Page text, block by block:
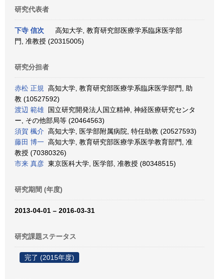
研究代表者
下寺 信次
高知大学, 教育研究部医療学系臨床医学部
門, 准教授 (20315005)
研究分担者
赤松 正規
高知大学, 教育研究部医療学系臨床医学部門, 助
教 (10527592)
渡辺 範雄 国立研究開発法人国立精神, 神経医療研究センタ
ー, その他部局等 (20464563)
須賀 楓介 高知大学, 医学部附属病院, 特任助教 (20527593)
藤田 博一 高知大学, 教育研究部医療学系医学教育部門, 准
教授 (70380326)
市来 真彦 東京医科大学, 医学部, 准教授 (80348515)
研究期間 (年度)
2013-04-01 – 2016-03-31
研究課題ステータス
完了 (2015年度)